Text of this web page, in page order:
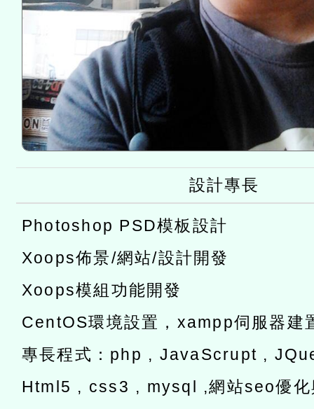
設計專長
Photoshop PSD模板設計
Xoops佈景/網站/設計開發
Xoops模組功能開發
CentOS環境設置，xampp伺服器建
專長程式：php , JavaScrupt ,
Html5 , css3 , mysql ,網站seo優化